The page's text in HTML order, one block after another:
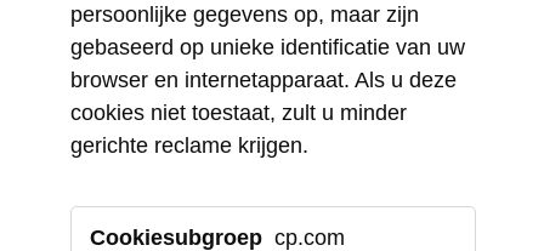
persoonlijke gegevens op, maar zijn
gebaseerd op unieke identificatie van uw
browser en internetapparaat. Als u deze
cookies niet toestaat, zult u minder
gerichte reclame krijgen.
Marketingcookies
cp.com